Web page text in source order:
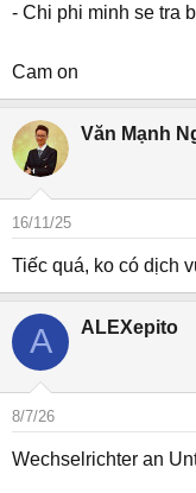
- Chi phi minh se tra
Cam on
Văn Mạnh
16/11/25
Tiếc quá, ko có dịch
A ALEXepito
8/7/26
Wechselrichter an